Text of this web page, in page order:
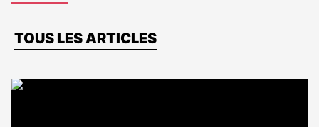
Dernières
TOUS LES ARTICLES